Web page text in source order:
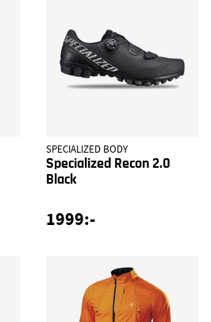
SPECIALIZED BODY
Specialized Recon 2.0
Black
1999:-